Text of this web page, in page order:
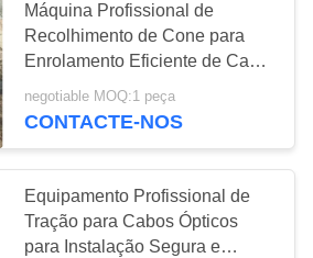
fio anti-
Máquina Profissional de
Recolhimento de Cone para
Enrolamento Eficiente de Cabo
de Fibra Óptica e Fio Elétrico
negotiable MOQ:1 peça
CONTACTE-NOS
Equipamento Profissional de
Tração para Cabos Ópticos
para Instalação Segura e